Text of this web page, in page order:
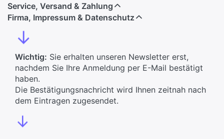
Service, Versand & Zahlung
Firma, Impressum & Datenschutz
↓
Wichtig: Sie erhalten unseren Newsletter erst,
nachdem Sie Ihre Anmeldung per E-Mail bestätigt
haben.
Die Bestätigungsnachricht wird Ihnen zeitnah nach
dem Eintragen zugesendet.
↓